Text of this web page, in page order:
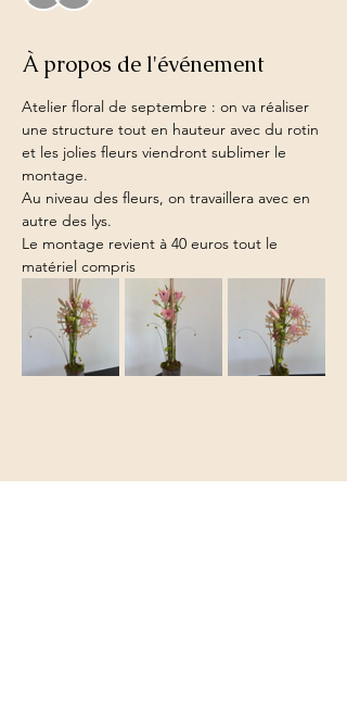
À propos de l'événement
Atelier floral de septembre : on va réaliser
une structure tout en hauteur avec du rotin
et les jolies fleurs viendront sublimer le
montage.
Au niveau des fleurs, on travaillera avec en
autre des lys.
Le montage revient à 40 euros tout le
matériel compris